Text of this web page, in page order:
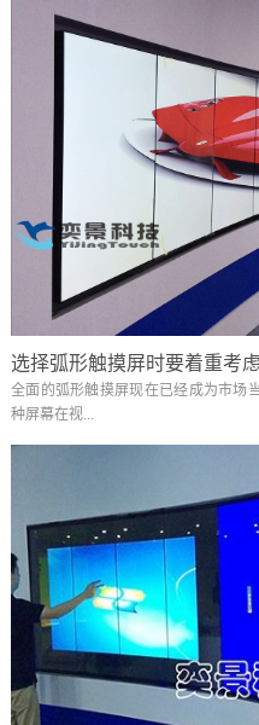
选择弧形触摸屏时要着重考
全面的弧形触摸屏现在已经成为市场
种屏幕在视...